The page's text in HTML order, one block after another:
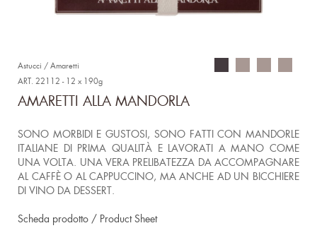
Astucci / Amaretti
ART. 22112 - 12 x 190g
AMARETTI ALLA MANDORLA
SONO MORBIDI E GUSTOSI, SONO FATTI CON MANDORLE
ITALIANE DI PRIMA QUALITÀ E LAVORATI A MANO COME
UNA VOLTA. UNA VERA PRELIBATEZZA DA ACCOMPAGNARE
AL CAFFÈ O AL CAPPUCCINO, MA ANCHE AD UN BICCHIERE
DI VINO DA DESSERT.
Scheda prodotto / Product Sheet